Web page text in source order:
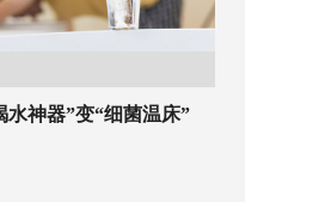
水神器”变“细菌温床”